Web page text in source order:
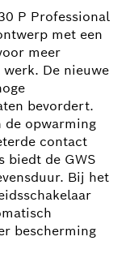
P Professional
met een
meer
De nieuwe
bevordert.
de opwarming
contact
biedt de GWS
Bij het
bescherming